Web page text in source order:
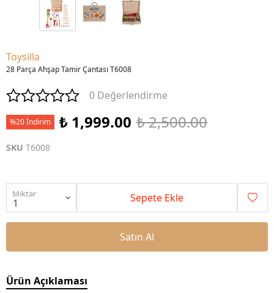
Toysilla
28 Parça Ahşap Tamir Çantası T6008
0 Değerlendirme
%20 İndirim ₺ 1,999.00 ₺ 2,500.00
SKU T6008
Miktar Sepete Ekle
Satın Al
Ürün Açıklaması